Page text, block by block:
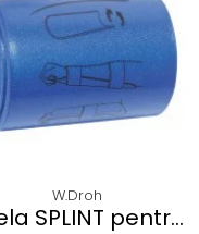
W.Droh
SPLINT pentru